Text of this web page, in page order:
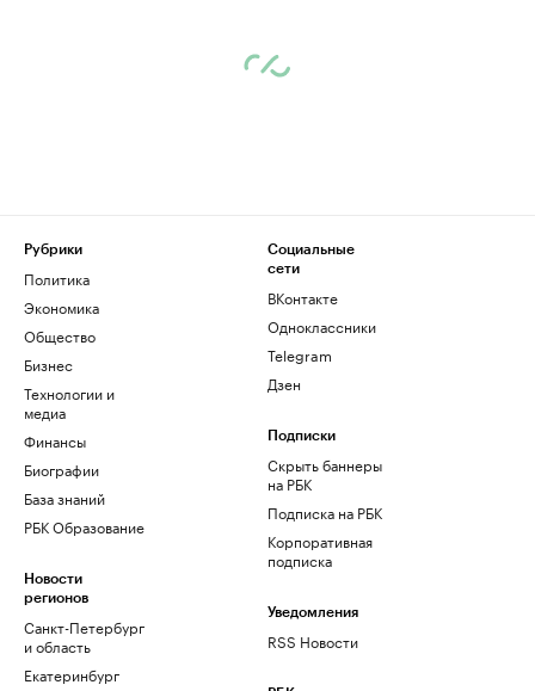
Рубрики
Политика
Экономика
Общество
Бизнес
Технологии и
медиа
Финансы
Биографии
База знаний
РБК Образование
Новости
регионов
Санкт-Петербург
и область
Екатеринбург
Социальные
сети
ВКонтакте
Одноклассники
Telegram
Дзен
Подписки
Скрыть баннеры
на РБК
Подписка на РБК
Корпоративная
подписка
Уведомления
RSS Новости